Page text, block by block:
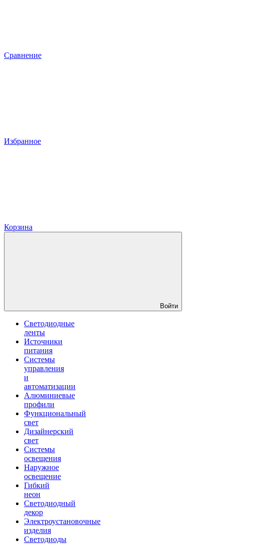
Сравнение
Избранное
Корзина
Войти
Светодиодные
ленты
Источники
питания
Системы
управления
и
автоматизации
Алюминиевые
профили
Функциональный
свет
Дизайнерский
свет
Системы
освещения
Наружное
освещение
Гибкий
неон
Светодиодный
декор
Электроустановочные
изделия
Светодиоды